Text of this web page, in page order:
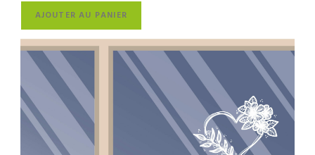
AJOUTER AU PANIER